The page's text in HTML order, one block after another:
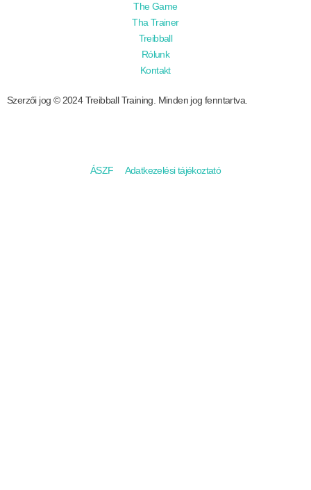
The Game
Tha Trainer
Treibball
Rólunk
Kontakt
Szerzői jog © 2024 Treibball Training. Minden jog fenntartva.
ÁSZF Adatkezelési tájékoztató